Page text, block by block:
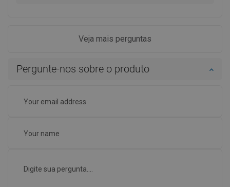
Veja mais perguntas
Pergunte-nos sobre o produto